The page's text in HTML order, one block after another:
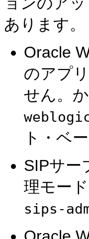
あります。
Oracle
のアプ
せん。
ト・ベ
SIPサー
理モー
sips-